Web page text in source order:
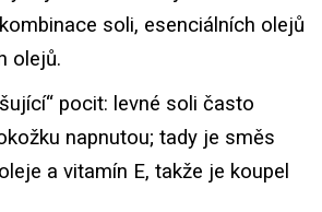
soli, esenciálních olejů
olejů.
pocit: levné soli často
napnutou; tady je směs
a vitamín E, takže je koupel